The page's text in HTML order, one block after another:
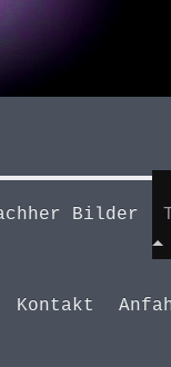
Bilder
Kontakt